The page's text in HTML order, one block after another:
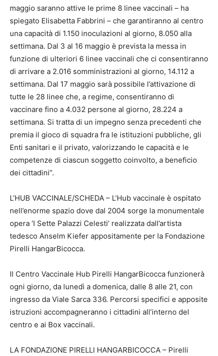
maggio saranno attive le prime 8 linee vaccinali – ha
spiegato Elisabetta Fabbrini – che garantiranno al centro
una capacità di 1.150 inoculazioni al giorno, 8.050 alla
settimana. Dal 3 al 16 maggio è prevista la messa in
funzione di ulteriori 6 linee vaccinali che ci consentiranno
di arrivare a 2.016 somministrazioni al giorno, 14.112 a
settimana. Dal 17 maggio sarà possibile l’attivazione di
tutte le 28 linee che, a regime, consentiranno di
vaccinare fino a 4.032 persone al giorno, 28.224 a
settimana. Si tratta di un impegno senza precedenti che
premia il gioco di squadra fra le istituzioni pubbliche, gli
Enti sanitari e il privato, valorizzando le capacità e le
competenze di ciascun soggetto coinvolto, a beneficio
dei cittadini”.
L’HUB VACCINALE/SCHEDA – L’Hub vaccinale è ospitato
nell’enorme spazio dove dal 2004 sorge la monumentale
opera ‘I Sette Palazzi Celesti’ realizzata dall’artista
tedesco Anselm Kiefer appositamente per la Fondazione
Pirelli HangarBicocca.
Il Centro Vaccinale Hub Pirelli HangarBicocca funzionerà
ogni giorno, da lunedì a domenica, dalle 8 alle 21, con
ingresso da Viale Sarca 336. Percorsi specifici e apposite
istruzioni accompagneranno i cittadini all’interno del
centro e ai Box vaccinali.
LA FONDAZIONE PIRELLI HANGARBICOCCA – Pirelli